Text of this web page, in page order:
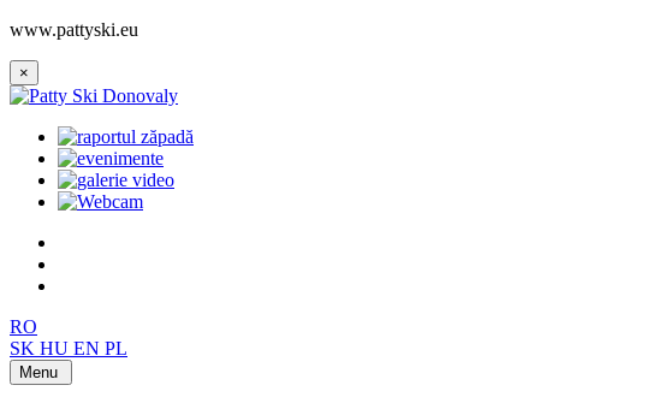
www.pattyski.eu
×
RO
SK HU EN PL
Menu